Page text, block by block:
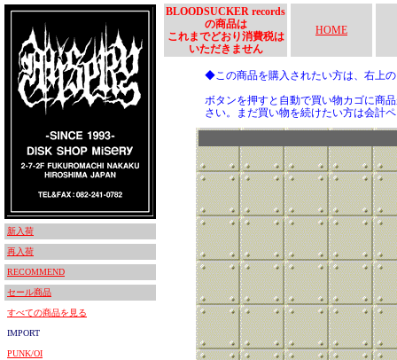
新入荷
再入荷
RECOMMEND
セール商品
すべての商品を見る
IMPORT
PUNK/OI
BLOODSUCKER records
の商品は
これまでどおり消費税は
いただきません
HOME
◆この商品を購入されたい方は、右上
ボタンを押すと自動で買い物カゴに商
さい。まだ買い物を続けたい方は会計